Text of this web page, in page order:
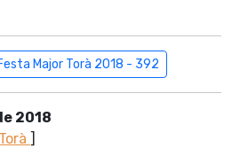
Major Torà 2018 - 392
2018
]